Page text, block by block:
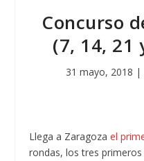
Concurso
(7, 14, 21
31 mayo, 2018 |
Llega a Zaragozael
rondas, los tres